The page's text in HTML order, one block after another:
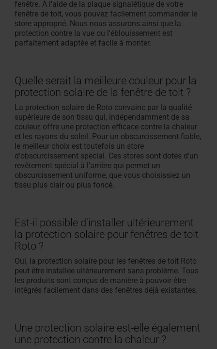
fenêtre. À l'aide de la plaque signalétique de votre
fenêtre de toit, vous pouvez facilement commander le
store approprié. Nous nous assurons ainsi que la
protection contre la vue ou l'éblouissement est
parfaitement adaptée et facile à monter.
Quelle serait la meilleure couleur pour la
protection solaire de la fenêtre de toit ?
La protection solaire de Roto convainc par la qualité
supérieure de son tissu qui, indépendamment de sa
couleur, offre une protection efficace contre la chaleur
et les rayons du soleil. Pour un obscurcissement fiable,
le meilleur choix est toutefois un store
d'obscurcissement spécial. Ces stores sont dotés d'un
revêtement spécial à l'arrière qui permet un
obscurcissement uniforme, que vous choisissiez un
tissu plus clair ou plus foncé.
Est-il possible d'installer ultérieurement
la protection solaire pour fenêtres de toit
Roto ?
Oui, la protection solaire pour les fenêtres de toit Roto
peut être installée ultérieurement sans problème. Tous
les produits sont conçus de manière à pouvoir être
intégrés facilement dans des fenêtres déjà existantes.
Une protection solaire est-elle également
une protection contre la chaleur ?